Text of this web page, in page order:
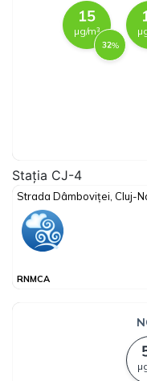
Stația CJ-4